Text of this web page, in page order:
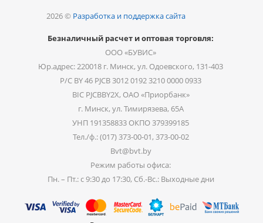
2026 © Разработка и поддержка сайта
Безналичный расчет и оптовая торговля:
ООО «БУВИС»
Юр.адрес: 220018 г. Минск, ул. Одоевского, 131-403
Р/С BY 46 PJCB 3012 0192 3210 0000 0933
BIC PJCBBY2X, ОАО «Приорбанк»
г. Минск, ул. Тимирязева, 65А
УНП 191358833 ОКПО 379399185
Тел./ф.: (017) 373-00-01, 373-00-02
Bvt@bvt.by
Режим работы офиса:
Пн. – Пт.: с 9:30 до 17:30, Сб.-Вс.: Выходные дни